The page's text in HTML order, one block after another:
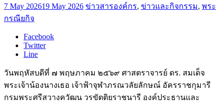
7 May 202619 May 2026 ข่าวสารองค์กร, ข่าวและกิจกรรม, พระ
กรณียกิจ
Facebook
Twitter
Line
วันพฤหัสบดีที่ ๗ พฤษภาคม ๒๕๖๙ ศาสตราจารย์ ดร. สมเด็จ
พระเจ้าน้องนางเธอ เจ้าฟ้าจุฬาภรณวลัยลักษณ์ อัครราชกุมารี
กรมพระศรีสวางควัฒน วรขัตติยราชนารี องค์ประธานและ